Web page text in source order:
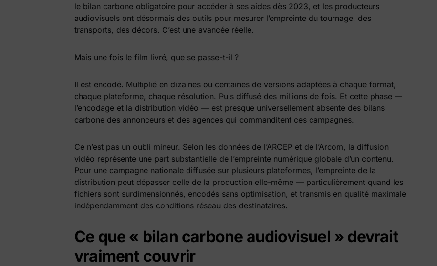
le bilan carbone obligatoire pour accéder à ses aides dès 2023, et les producteurs
audiovisuels ont désormais des outils pour mesurer l’empreinte du tournage, des
transports, des décors. C’est une avancée réelle.
Mais une fois le film livré, que se passe-t-il ?
Il est encodé. Multiplié en dizaines ou centaines de versions adaptées à chaque format,
chaque plateforme, chaque résolution. Puis diffusé des millions de fois. Et cette phase —
l’encodage et la distribution vidéo — est presque universellement absente des bilans
carbone des annonceurs et des agences qui commanditent ces campagnes.
Ce n’est pas un oubli mineur. Selon les données de l’ARCEP et de l’Arcom, la diffusion
vidéo représente une part substantielle de l’empreinte numérique globale d’un contenu.
Pour une campagne nationale diffusée sur plusieurs plateformes, l’empreinte de la
distribution peut dépasser celle de la production elle-même — particulièrement quand les
fichiers sont surdimensionnés, encodés sans optimisation, et transmis en qualité maximale
indépendamment des conditions réseau des destinataires.
Ce que « bilan carbone audiovisuel » devrait
vraiment couvrir